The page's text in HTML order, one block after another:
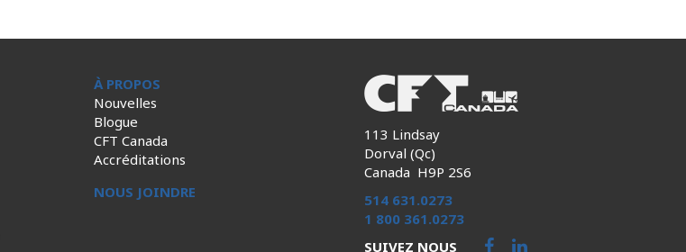
À PROPOS
Nouvelles
Blogue
CFT Canada
Accréditations
NOUS JOINDRE
113 Lindsay
Dorval (Qc)
Canada H9P 2S6
514 631.0273
1 800 361.0273
SUIVEZ NOUS